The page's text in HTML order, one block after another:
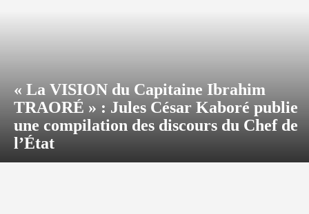
« La VISION du Capitaine Ibrahim
TRAORÉ » : Jules César Kaboré publie
une compilation des discours du Chef de
l’État